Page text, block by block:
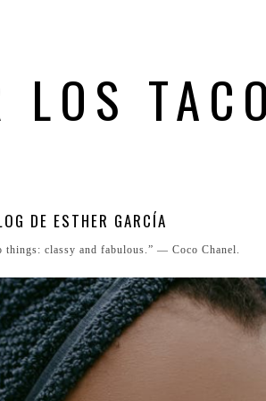
LOS
DE ESTHER GARCÍA
things: classy and fabulous.” ― Coco Chanel.